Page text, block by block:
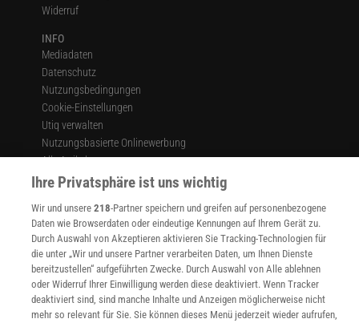
Widerruf
INFO
Mediadaten
Datenschutz
Nutzungsbedingungen
Cookie-Einstellungen
Utiq verwalten
Nutzungsbasierte Onlinewerbung
Alle Artikel
Impressum
WEITERE ANGEBOTE
Angebote für Schulen
Angebote für Institutionen
Sprachen lernen mit Gymglish
Lexika
Für Spektrum schreiben
Zugänglichkeitserklärung
Ihre Privatsphäre ist uns wichtig
Wir und unsere218-Partner speichern und greifen auf personenbezogene
Daten wie Browserdaten oder eindeutige Kennungen auf Ihrem Gerät zu.
Durch Auswahl von Akzeptieren aktivieren Sie Tracking-Technologien für
die unter „Wir und unsere Partner verarbeiten Daten, um Ihnen Dienste
bereitzustellen“ aufgeführten Zwecke. Durch Auswahl von Alle ablehnen
oder Widerruf Ihrer Einwilligung werden diese deaktiviert. Wenn Tracker
deaktiviert sind, sind manche Inhalte und Anzeigen möglicherweise nicht
mehr so relevant für Sie. Sie können dieses Menü jederzeit wieder aufrufen,